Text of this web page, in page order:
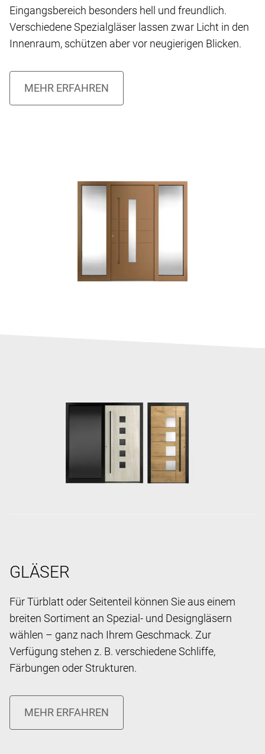
Eingangsbereich besonders hell und freundlich.
Verschiedene Spezialgläser lassen zwar Licht in den
Innenraum, schützen aber vor neugierigen Blicken.
GLÄSER
Für Türblatt oder Seitenteil können Sie aus einem
breiten Sortiment an Spezial- und Designgläsern
wählen – ganz nach Ihrem Geschmack. Zur
Verfügung stehen z. B. verschiedene Schliffe,
Färbungen oder Strukturen.